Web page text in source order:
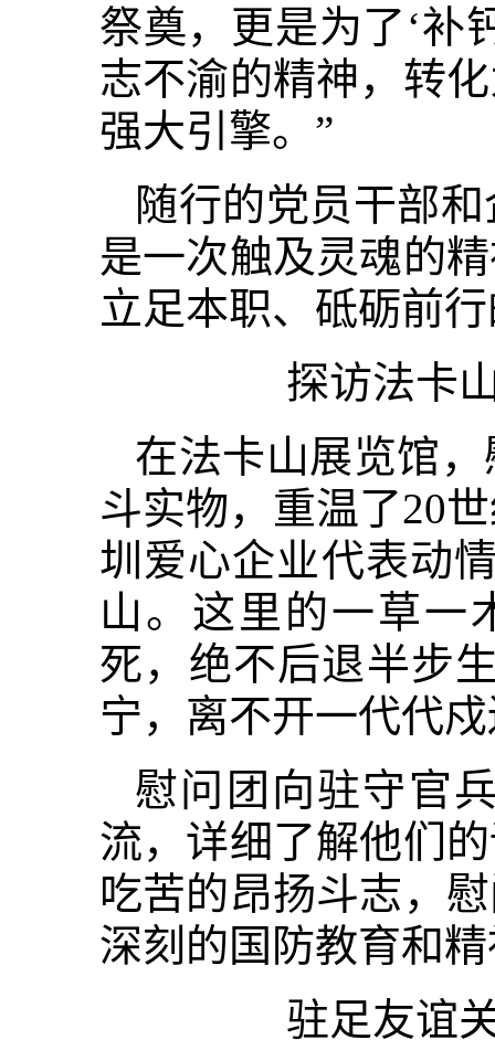
祭奠，更是为了‘补
志不渝的精神，转
强大引擎。”
随行的党员干部
是一次触及灵魂的
立足本职、砥砺前
探访法卡
在法卡山展览馆
斗实物，重温了20
圳爱心企业代表动
山。这里的一草一
死，绝不后退半步
宁，离不开一代代
慰问团向驻守官
流，详细了解他们
吃苦的昂扬斗志，
深刻的国防教育和
驻足友谊